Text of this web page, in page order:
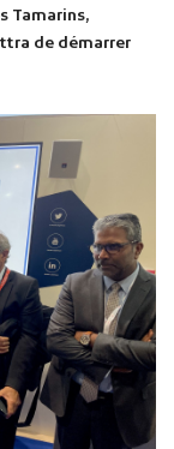
Tamarins,
de démarrer